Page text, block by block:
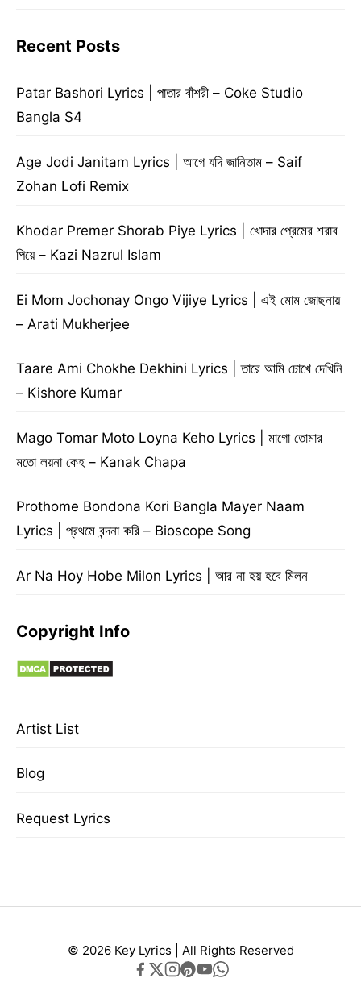
Recent Posts
Patar Bashori Lyrics | পাতার বাঁশরী – Coke Studio
Bangla S4
Age Jodi Janitam Lyrics | আগে যদি জানিতাম – Saif
Zohan Lofi Remix
Khodar Premer Shorab Piye Lyrics | খোদার প্রেমের শরাব
পিয়ে – Kazi Nazrul Islam
Ei Mom Jochonay Ongo Vijiye Lyrics | এই মোম জোছনায়
– Arati Mukherjee
Taare Ami Chokhe Dekhini Lyrics | তারে আমি চোখে দেখিনি
– Kishore Kumar
Mago Tomar Moto Loyna Keho Lyrics | মাগো তোমার
মতো লয়না কেহ – Kanak Chapa
Prothome Bondona Kori Bangla Mayer Naam
Lyrics | প্রথমে বন্দনা করি – Bioscope Song
Ar Na Hoy Hobe Milon Lyrics | আর না হয় হবে মিলন
Copyright Info
Artist List
Blog
Request Lyrics
© 2026 Key Lyrics | All Rights Reserved